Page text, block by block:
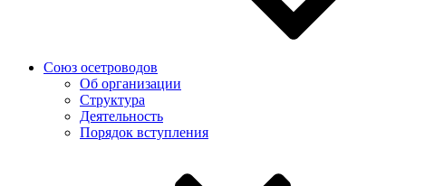
Союз осетроводов
Об организации
Структура
Деятельность
Порядок вступления